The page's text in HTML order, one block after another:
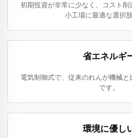
初期投資が非常に少なく、コスト削
小工場に最適な選択肢
省エネルギ
電気制御式で、従来のれんが機械
です。
環境に優し